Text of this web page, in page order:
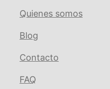
Quienes somos
Blog
Contacto
FAQ